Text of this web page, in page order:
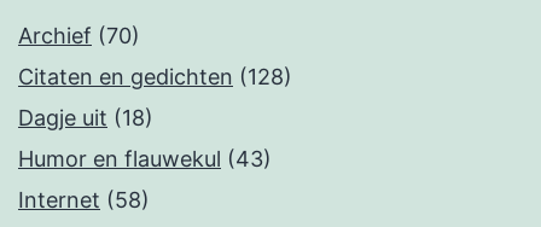
Archief (70)
Citaten en gedichten (128)
Dagje uit (18)
Humor en flauwekul (43)
Internet (58)